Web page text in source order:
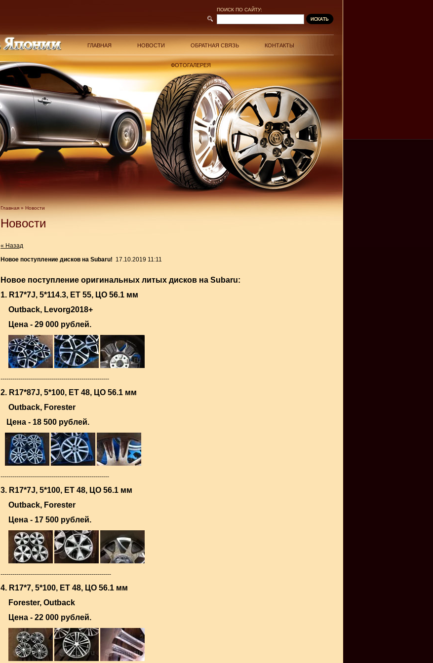
ПОИСК ПО САЙТУ:
ГЛАВНАЯ НОВОСТИ ОБРАТНАЯ СВЯЗЬ КОНТАКТЫ
ФОТОГАЛЕРЕЯ
Главная » Новости
Новости
« Назад
Новое поступление дисков на Subaru! 17.10.2019 11:11
Новое поступление оригинальных литых дисков на Subaru:
1. R17*7J, 5*114.3, ET 55, ЦО 56.1 мм
Outback, Levorg2018+
Цена - 29 000 рублей.
-------------------------------------------------------
2. R17*87J, 5*100, ET 48, ЦО 56.1 мм
Outback, Forester
Цена - 18 500 рублей.
-------------------------------------------------------
3. R17*7J, 5*100, ЕТ 48, ЦО 56.1 мм
Outback, Forester
Цена - 17 500 рублей.
--------------------------------------------------------
4. R17*7, 5*100, ET 48, ЦО 56.1 мм
Forester, Outback
Цена - 22 000 рублей.